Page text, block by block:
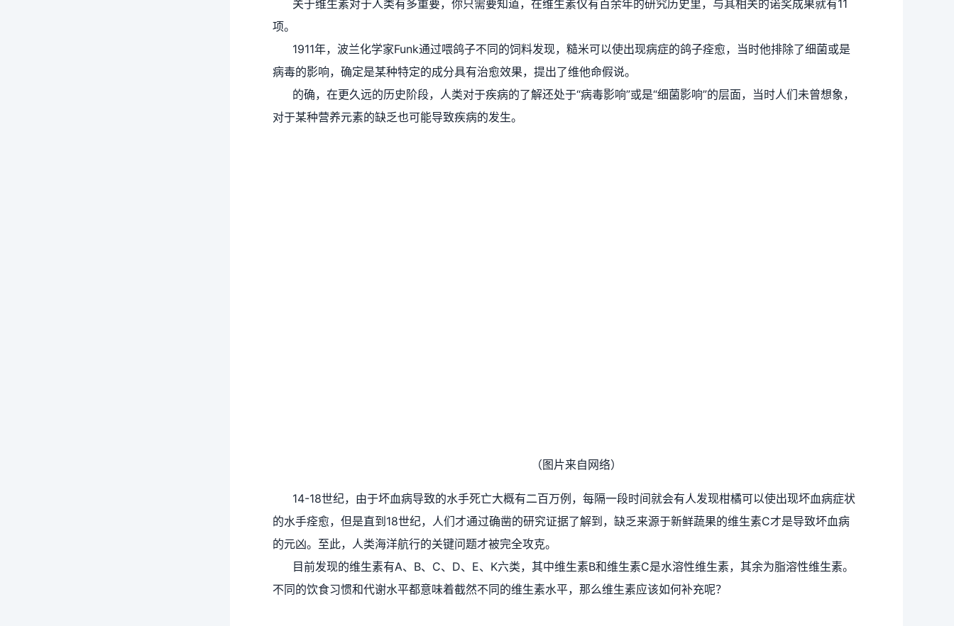
关于维生素对于人类有多重要，你只需要知道，在维生素仅有百余年的研究历史里，与其相关的诺奖成果就有11
项。
1911年，波兰化学家Funk通过喂鸽子不同的饲料发现，糙米可以使出现病症的鸽子痊愈，当时他排除了细菌或是
病毒的影响，确定是某种特定的成分具有治愈效果，提出了维他命假说。
的确，在更久远的历史阶段，人类对于疾病的了解还处于“病毒影响”或是“细菌影响”的层面，当时人们未曾想象，
对于某种营养元素的缺乏也可能导致疾病的发生。
（图片来自网络）
14-18世纪，由于坏血病导致的水手死亡大概有二百万例，每隔一段时间就会有人发现柑橘可以使出现坏血病症状
的水手痊愈，但是直到18世纪，人们才通过确凿的研究证据了解到，缺乏来源于新鲜蔬果的维生素C才是导致坏血病
的元凶。至此，人类海洋航行的关键问题才被完全攻克。
目前发现的维生素有A、B、C、D、E、K六类，其中维生素B和维生素C是水溶性维生素，其余为脂溶性维生素。
不同的饮食习惯和代谢水平都意味着截然不同的维生素水平，那么维生素应该如何补充呢？